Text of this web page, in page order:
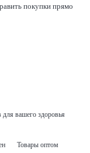
покупки прямо
вашего здоровья
Товары оптом